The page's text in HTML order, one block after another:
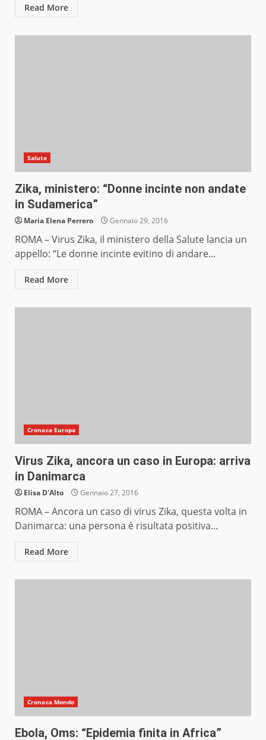
Read More
Salute
Zika, ministero: “Donne incinte non andate
in Sudamerica”
Maria Elena Perrero Gennaio 29, 2016
ROMA – Virus Zika, il ministero della Salute lancia un
appello: “Le donne incinte evitino di andare...
Read More
Cronaca Europa
Virus Zika, ancora un caso in Europa: arriva
in Danimarca
Elisa D'Alto Gennaio 27, 2016
ROMA – Ancora un caso di virus Zika, questa volta in
Danimarca: una persona è risultata positiva...
Read More
Cronaca Mondo
Ebola, Oms: “Epidemia finita in Africa”